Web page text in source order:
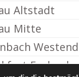
Altstadt
Mitte
Westend